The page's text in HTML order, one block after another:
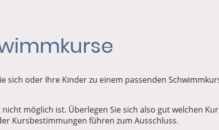
sich oder Ihre Kinder zu einem passenden
möglich ist. Überlegen Sie sich also gut welchen
Kursbestimmungen führen zum Ausschluss.